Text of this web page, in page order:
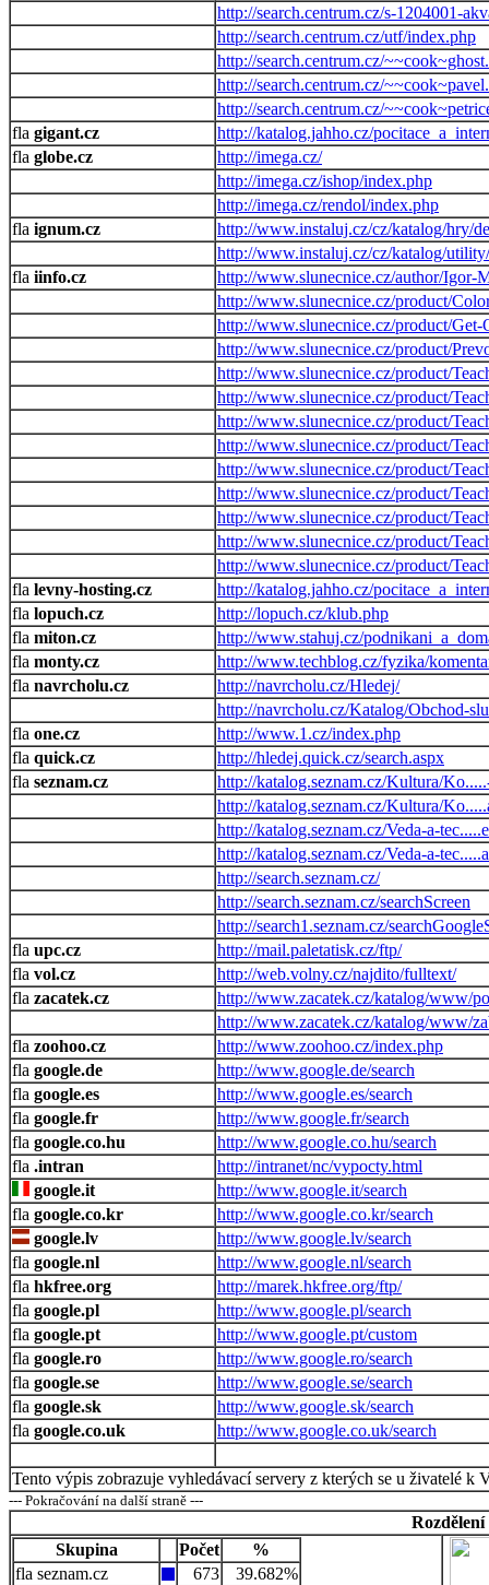
http://search.centrum.cz/s-1204001-
http://search.centrum.cz/utf/index.php
http://search.centrum.cz/
http://search.centrum.cz/
http://search.centrum.cz/
gigant.cz
http://katalog.jahho.cz/
globe.cz
http://imega.cz/
http://imega.cz/ishop/index.php
http://imega.cz/rendol/index.php
ignum.cz
http://www.instaluj.cz/cz/katalog/hry/
http://www.instaluj.cz/cz/katalog/
iinfo.cz
http://www.slunecnice.cz/author/Igor-
http://www.slunecnice.cz/product/
http://www.slunecnice.cz/product/Get-
http://www.slunecnice.cz/product/
http://www.slunecnice.cz/product/
http://www.slunecnice.cz/product/
http://www.slunecnice.cz/product/
http://www.slunecnice.cz/product/
http://www.slunecnice.cz/product/
http://www.slunecnice.cz/product/
http://www.slunecnice.cz/product/
http://www.slunecnice.cz/product/
http://www.slunecnice.cz/product/
levny-hosting.cz
http://katalog.jahho.cz/
lopuch.cz
http://lopuch.cz/klub.php
miton.cz
http://www.stahuj.cz/
monty.cz
http://www.techblog.cz/fyzika/
navrcholu.cz
http://navrcholu.cz/Hledej/
http://navrcholu.cz/Katalog/Obchod-
one.cz
http://www.1.cz/index.php
quick.cz
http://hledej.quick.cz/search.aspx
seznam.cz
http://katalog.seznam.cz/Kultura/
http://katalog.seznam.cz/Kultura/
http://katalog.seznam.cz/Veda-a-
http://katalog.seznam.cz/Veda-a-
http://search.seznam.cz/
http://search.seznam.cz/searchScreen
http://search1.seznam.cz/
upc.cz
http://mail.paletatisk.cz/ftp/
vol.cz
http://web.volny.cz/najdito/fulltext/
zacatek.cz
http://www.zacatek.cz/katalog/www/
http://www.zacatek.cz/katalog/www/
zoohoo.cz
http://www.zoohoo.cz/index.php
google.de
http://www.google.de/search
google.es
http://www.google.es/search
google.fr
http://www.google.fr/search
google.co.hu
http://www.google.co.hu/search
.intran
http://intranet/nc/vypocty.html
google.it
http://www.google.it/search
google.co.kr
http://www.google.co.kr/search
google.lv
http://www.google.lv/search
google.nl
http://www.google.nl/search
hkfree.org
http://marek.hkfree.org/ftp/
google.pl
http://www.google.pl/search
google.pt
http://www.google.pt/custom
google.ro
http://www.google.ro/search
google.se
http://www.google.se/search
google.sk
http://www.google.sk/search
google.co.uk
http://www.google.co.uk/search
Tento výpis zobrazuje vyhledávací servery z kterých se u živatelé k
--- Pokračování na další straně ---
Skupina
Počet
%
seznam.cz
673
39.682%